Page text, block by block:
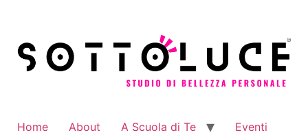
contenuto
Home About A Scuola di Te
Eventi